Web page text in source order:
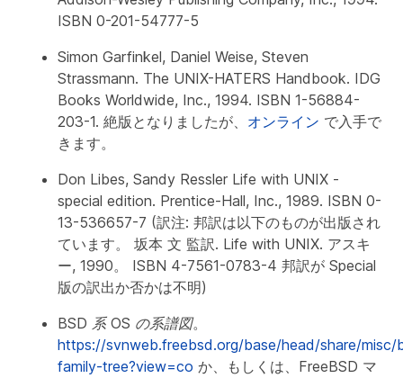
ISBN 0-201-54777-5
Simon Garfinkel, Daniel Weise, Steven
Strassmann. The UNIX-HATERS Handbook. IDG
Books Worldwide, Inc., 1994. ISBN 1-56884-
203-1. 絶版となりましたが、 オンライン で入手で
きます。
Don Libes, Sandy Ressler Life with UNIX -
special edition. Prentice-Hall, Inc., 1989. ISBN 0-
13-536657-7 (訳注: 邦訳は以下のものが出版され
ています。 坂本 文 監訳. Life with UNIX. アスキ
ー, 1990。 ISBN 4-7561-0783-4 邦訳が Special
版の訳出か否かは不明)
BSD 系 OS の系譜図。
https://svnweb.freebsd.org/base/head/share/misc/
family-tree?view=co か、もしくは、FreeBSD マ